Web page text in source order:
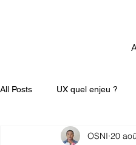
All Posts UX quel enjeu ?
OSNI 20